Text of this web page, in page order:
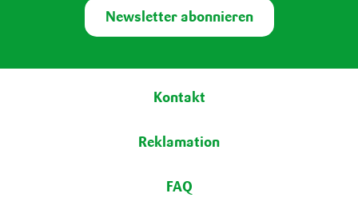
Newsletter abonnieren
FußbereichKontakt
Reklamation
FAQ